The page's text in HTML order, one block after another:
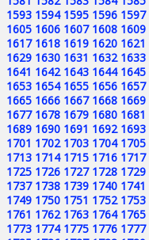
1593 1594 1595 1596 1597
1605 1606 1607 1608 1609
1617 1618 1619 1620 1621
1629 1630 1631 1632 1633
1641 1642 1643 1644 1645
1653 1654 1655 1656 1657
1665 1666 1667 1668 1669
1677 1678 1679 1680 1681
1689 1690 1691 1692 1693
1701 1702 1703 1704 1705
1713 1714 1715 1716 1717
1725 1726 1727 1728 1729
1737 1738 1739 1740 1741
1749 1750 1751 1752 1753
1761 1762 1763 1764 1765
1773 1774 1775 1776 1777